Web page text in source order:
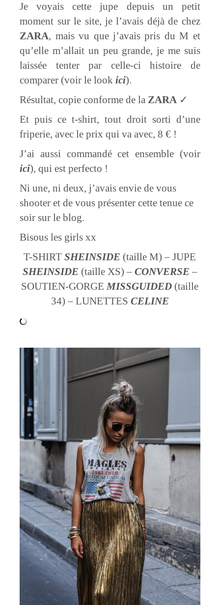
Je voyais cette jupe depuis un petit
moment sur le site, je l’avais déjà de chez
ZARA, mais vu que j’avais pris du M et
qu’elle m’allait un peu grande, je me suis
laissée tenter par celle-ci histoire de
comparer (voir le lookici).
Résultat, copie conforme de la ZARA ✓
Et puis ce t-shirt, tout droit sorti d’une
friperie, avec le prix qui va avec, 8 € !
J’ai aussi commandé cet ensemble (voir
ici), qui est perfecto !
Ni une, ni deux, j’avais envie de vous
shooter et de vous présenter cette tenue ce
soir sur le blog.
Bisous les girls xx
T-SHIRTSHEINSIDE (taille M) – JUPE
SHEINSIDE (taille XS) – CONVERSE –
SOUTIEN-GORGE MISSGUIDED (taille
34) – LUNETTES CELINE